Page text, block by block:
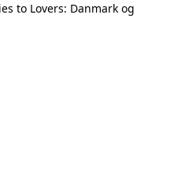
to Lovers: Danmark og